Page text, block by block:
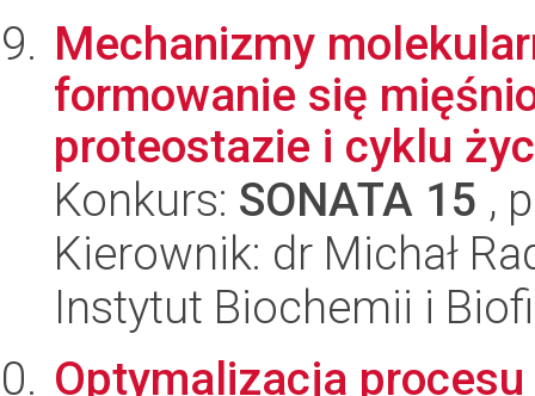
Mechanizmy
formowanie się
proteostazie i cyklu
Konkurs: SONATA 15 ,
Kierownik: dr Michał
Instytut Biochemii i
Optymalizacja